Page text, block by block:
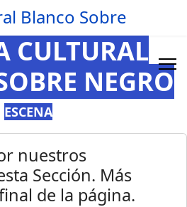
CULTURAL
NEGRO
ESCENA
nuestros
Sección. Más
de la página.